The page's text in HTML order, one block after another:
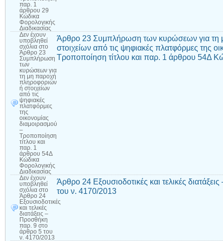
παρ. 1
άρθρου 29
Κώδικα
Φορολογικής
Διαδικασίας
Δεν έχουν
υποβληθεί
σχόλια στο
Άρθρο 23
Συμπλήρωση
των
κυρώσεων για
τη μη παροχή
πληροφοριών
ή στοιχείων
από τις
ψηφιακές
πλατφόρμες
της
οικονομίας
διαμοιρασμού
–
Τροποποίηση
τίτλου και
παρ. 1
άρθρου 54Δ
Κώδικα
Φορολογικής
Διαδικασίας
Άρθρο 23 Συμπλήρωση των κυρώσεων για τη
στοιχείων από τις ψηφιακές πλατφόρμες της
Τροποποίηση τίτλου και παρ. 1 άρθρου 54Δ
Δεν έχουν
υποβληθεί
σχόλια στο
Άρθρο 24
Εξουσιοδοτικές
και τελικές
διατάξεις –
Προσθήκη
παρ. 9 στο
άρθρο 5 του
ν. 4170/2013
Άρθρο 24 Εξουσιοδοτικές και τελικές
του ν. 4170/2013